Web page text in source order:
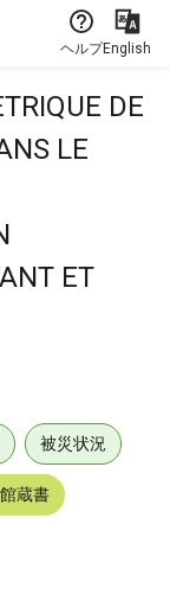
ヘルプEnglish
DE
LE
ET
被災状況
蔵書